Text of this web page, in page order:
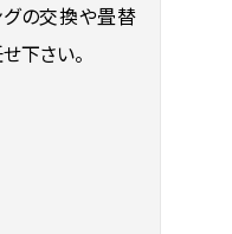
の交換や畳替
下さい。